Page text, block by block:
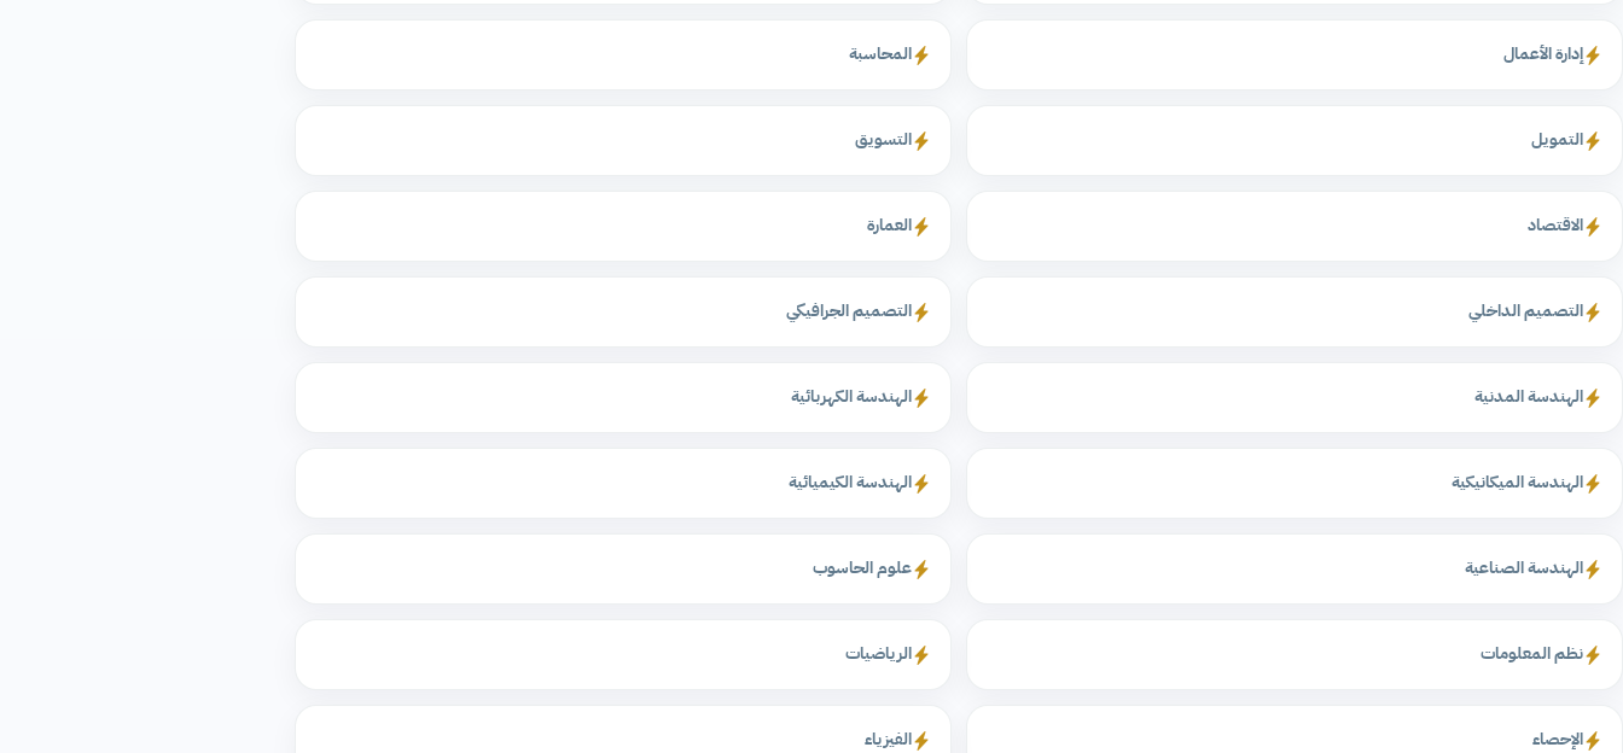
إدارة الأعمال المحاسبة
التمويل التسويق
الاقتصاد العمارة
التصميم الداخلي التصميم الجرافيكي
الهندسة المدنية الهندسة الكهربائية
الهندسة الميكانيكية الهندسة الكيميائية
الهندسة الصناعية علوم الحاسوب
نظم المعلومات الرياضيات
الإحصاء الفيزياء